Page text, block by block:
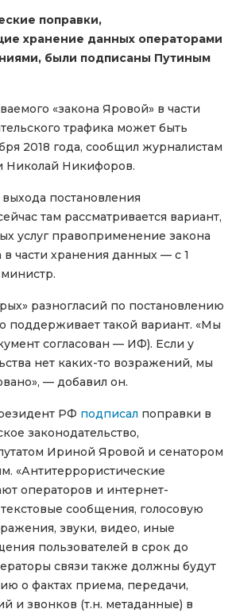
поправки,
хранение данных операторами
были подписаны Путиным
«закона Яровой» в части
трафика может быть
2018 года, сообщил журналистам
Николай Никифоров.
постановления
там рассматривается вариант,
услуг правоприменение закона
в части хранения данных — с 1
разногласий по постановлению
поддерживает такой вариант. «Мы
согласован — ИФ). Если у
нет каких-то возражений, мы
— добавил он.
РФ подписал поправки в
законодательство,
Ириной Яровой и сенатором
«Антитеррористические
операторов и интернет-
сообщения, голосовую
звуки, видео, иные
пользователей в срок до
связи также должны будут
о фактах приема, передачи,
и звонков (т.н. метаданные) в